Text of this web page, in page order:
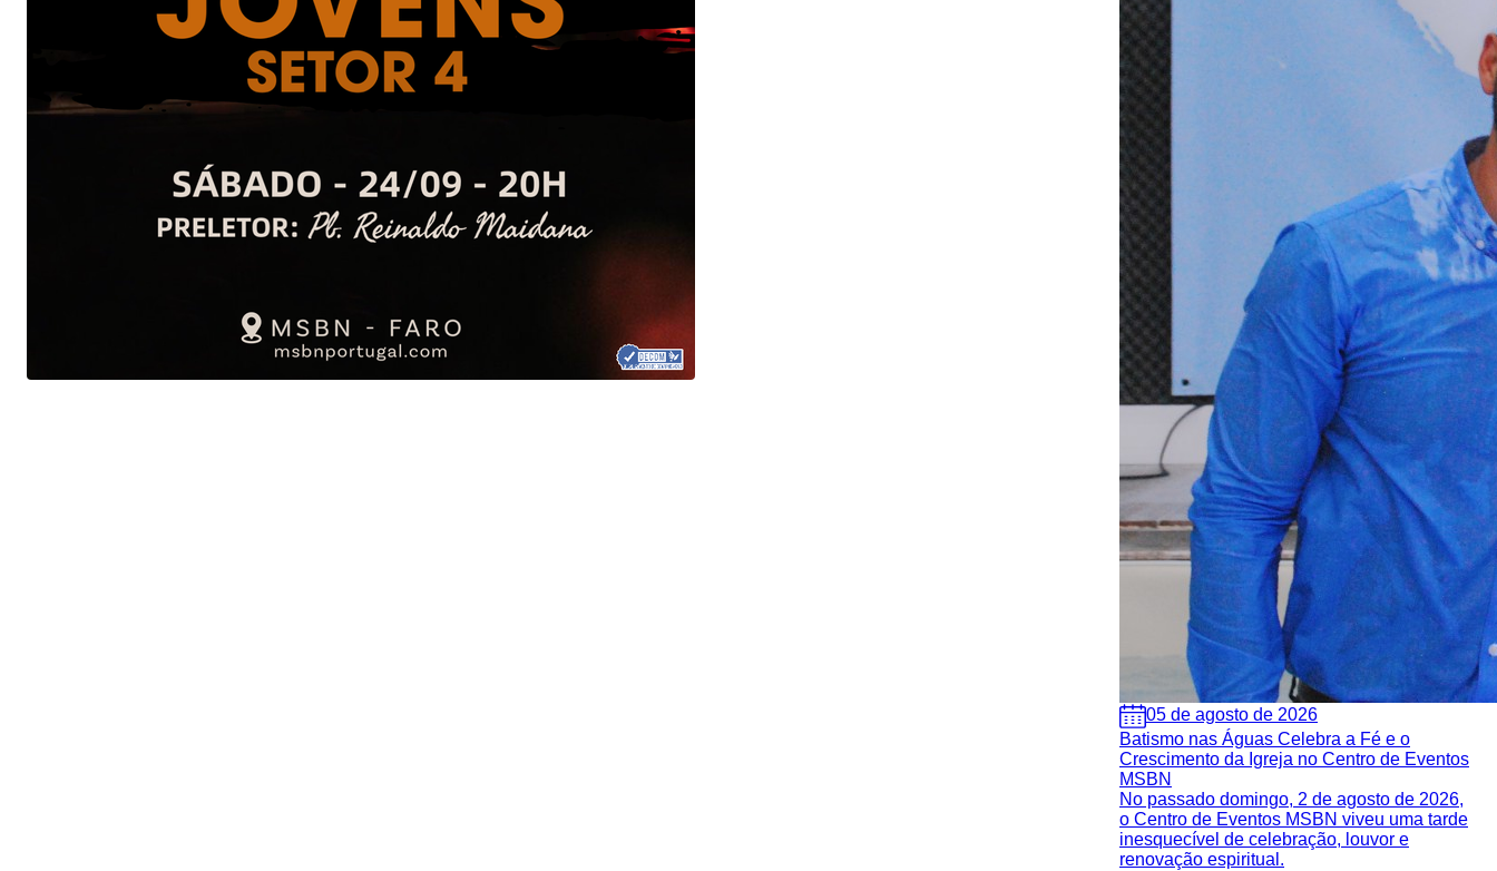
05 de agosto de 2026
Batismo nas Águas Celebra a Fé e o
Crescimento da Igreja no Centro de Eventos
MSBN
No passado domingo, 2 de agosto de 2026,
o Centro de Eventos MSBN viveu uma tarde
inesquecível de celebração, louvor e
renovação espiritual.